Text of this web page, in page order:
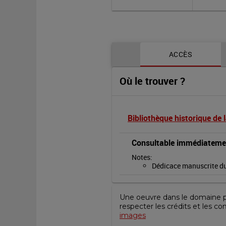
son
G.
[Salon
de]
1888
:
[photographie]
Contenu de la noticeACCÈS
Où le trouver ?
Bibliothèque historique de
Consultable
Notes:
Dédicace manuscrite
Une oeuvre dans le domaine
respecter les crédits et les
images